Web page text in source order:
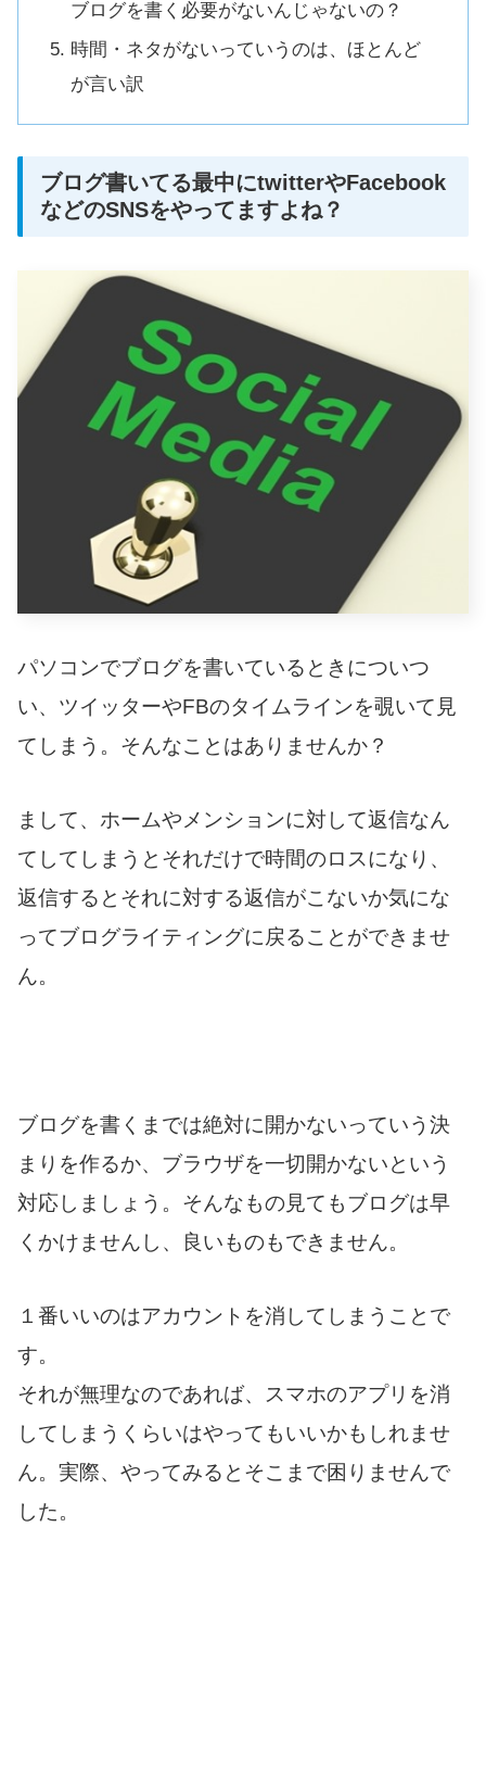
ブログを書く必要がないんじゃないの？
時間・ネタがないっていうのは、ほとんど
が言い訳
ブログ書いてる最中にtwitterやFacebook
などのSNSをやってますよね？
パソコンでブログを書いているときについつ
い、ツイッターやFBのタイムラインを覗いて見
てしまう。そんなことはありませんか？
まして、ホームやメンションに対して返信なん
てしてしまうとそれだけで時間のロスになり、
返信するとそれに対する返信がこないか気にな
ってブログライティングに戻ることができませ
ん。
ブログを書くまでは絶対に開かないっていう決
まりを作るか、ブラウザを一切開かないという
対応しましょう。そんなもの見てもブログは早
くかけませんし、良いものもできません。
１番いいのはアカウントを消してしまうことで
す。
それが無理なのであれば、スマホのアプリを消
してしまうくらいはやってもいいかもしれませ
ん。実際、やってみるとそこまで困りませんで
した。